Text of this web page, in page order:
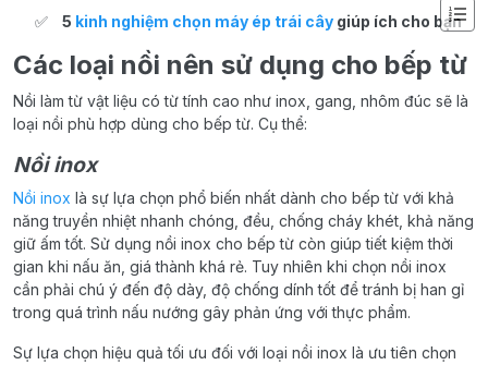
5 kinh nghiệm chọn máy ép trái cây giúp ích cho bạn
Các loại nồi nên sử dụng cho bếp từ
Nồi làm từ vật liệu có từ tính cao như inox, gang, nhôm đúc sẽ là
loại nồi phù hợp dùng cho bếp từ. Cụ thể:
Nồi inox
Nồi inox là sự lựa chọn phổ biến nhất dành cho bếp từ với khả
năng truyền nhiệt nhanh chóng, đều, chống cháy khét, khả năng
giữ ấm tốt. Sử dụng nồi inox cho bếp từ còn giúp tiết kiệm thời
gian khi nấu ăn, giá thành khá rẻ. Tuy nhiên khi chọn nồi inox
cần phải chú ý đến độ dày, độ chống dính tốt để tránh bị han gỉ
trong quá trình nấu nướng gây phản ứng với thực phẩm.
Sự lựa chọn hiệu quả tối ưu đối với loại nồi inox là ưu tiên chọn